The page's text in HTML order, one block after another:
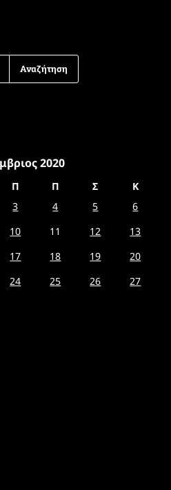
2020
Π Π Σ
Κ
3 4 5
6
10 11 12
13
17 18 19
20
24 25 26
27